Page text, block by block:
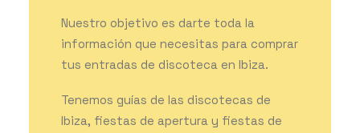
Nuestro objetivo es darte toda la
información que necesitas para comprar
tus entradas de discoteca en Ibiza.
Tenemos guías de las discotecas de
Ibiza, fiestas de apertura y fiestas de